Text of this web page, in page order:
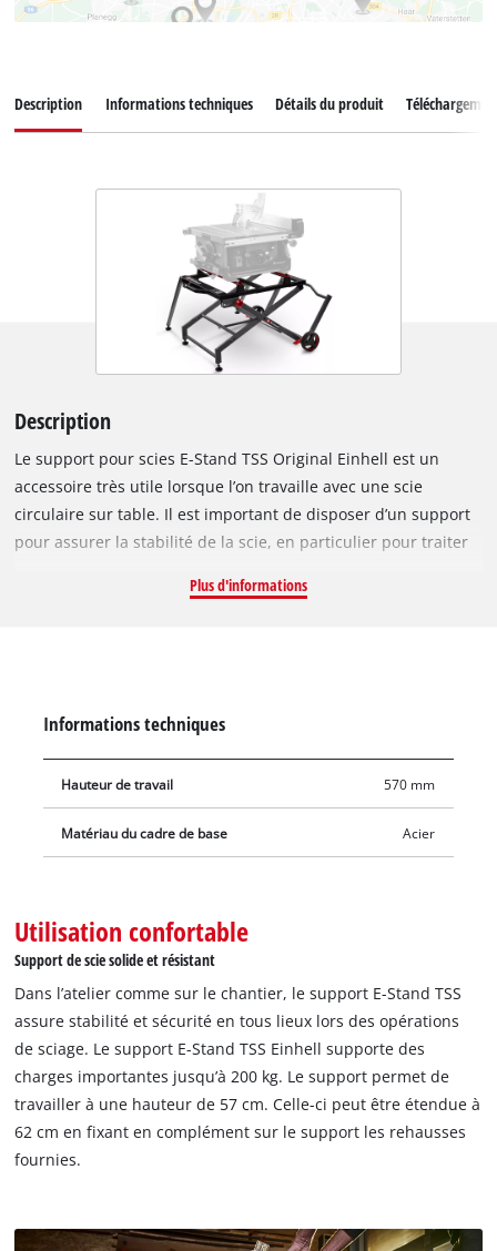
Description Informations techniques Détails du produit
Description
Le support pour scies E-Stand TSS Original Einhell est un
accessoire très utile lorsque l’on travaille avec une scie
circulaire sur table. Il est important de disposer d’un support
pour assurer la stabilité de la scie, en particulier pour traiter
intensive ou lors de travaux de sciage en plein air. Le support
intégrés. La hauteur de travail du support est de 57 cm et sa
capacité de charge maximale de 200 kg. Grâce aux rehausses
fournies, qui peuvent être montées sur le support, la hauteur
Plus d'informations
Informations techniques
Hauteur de travail 570 mm
Matériau du cadre de base Acier
Utilisation confortable
Support de scie solide et résistant
Dans l’atelier comme sur le chantier, le support E-Stand TSS
assure stabilité et sécurité en tous lieux lors des opérations
de sciage. Le support E-Stand TSS Einhell supporte des
charges importantes jusqu’à 200 kg. Le support permet de
travailler à une hauteur de 57 cm. Celle-ci peut être étendue à
62 cm en fixant en complément sur le support les rehausses
fournies.